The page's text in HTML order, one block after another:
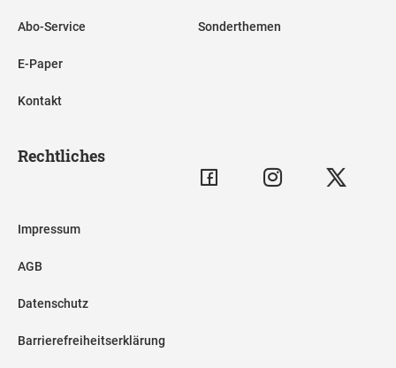
Abo-Service
E-Paper
Kontakt
Sonderthemen
Rechtliches
Impressum
AGB
Datenschutz
Barrierefreiheitserklärung